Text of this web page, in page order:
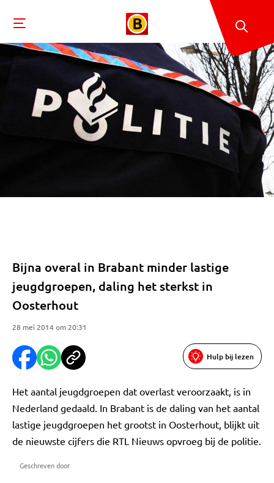
Bijna overal in Brabant minder lastige
jeugdgroepen, daling het sterkst in
Oosterhout
28 mei 2014 om 20:31
Hulp bij lezen
Het aantal jeugdgroepen dat overlast veroorzaakt, is in
Nederland gedaald. In Brabant is de daling van het aantal
lastige jeugdgroepen het grootst in Oosterhout, blijkt uit
de nieuwste cijfers die RTL Nieuws opvroeg bij de politie.
Geschreven door